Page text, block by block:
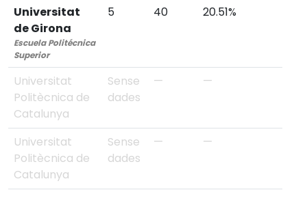
Universitat
de Girona
Escuela Politécnica
Superior
5 40 20.51%
Universitat
Politècnica de
Catalunya
Sense
dades
— —
Universitat
Politècnica de
Catalunya
Sense
dades
— —